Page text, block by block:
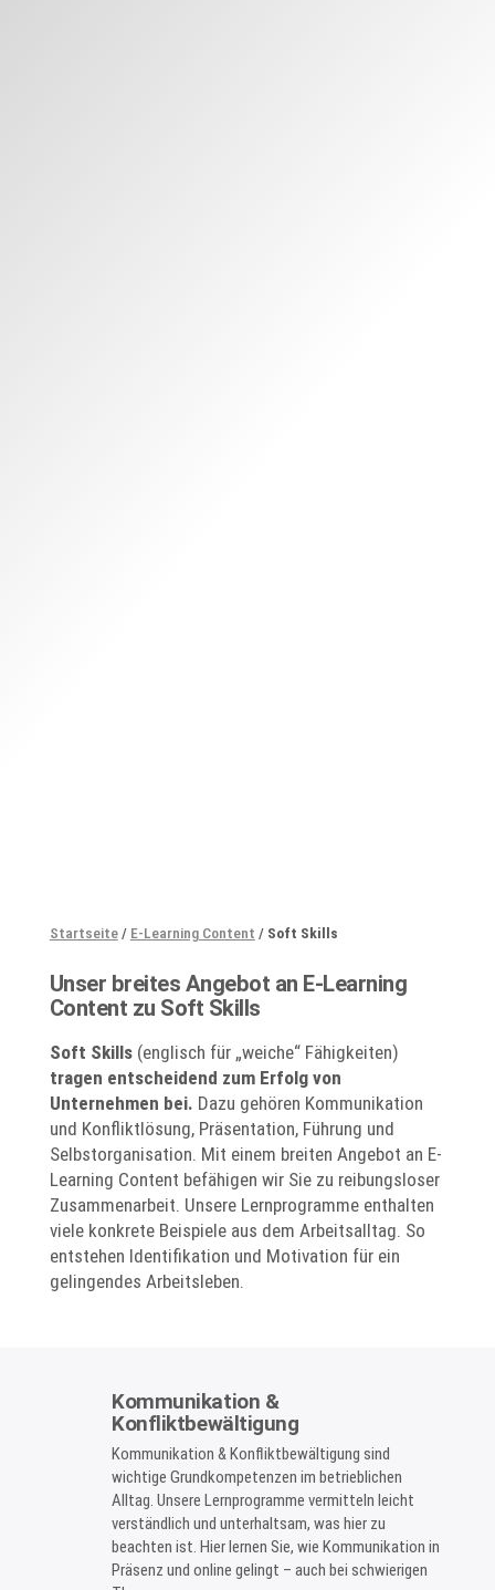
Startseite/ E-Learning Content / Soft Skills
Unser breites Angebot an E-Learning
Content zu Soft Skills
Soft Skills(englisch für „weiche“ Fähigkeiten)
tragen entscheidend zum Erfolg von
Unternehmen bei. Dazu gehören Kommunikation
und Konfliktlösung, Präsentation, Führung und
Selbstorganisation. Mit einem breiten Angebot an E-
Learning Content befähigen wir Sie zu reibungsloser
Zusammenarbeit. Unsere Lernprogramme enthalten
viele konkrete Beispiele aus dem Arbeitsalltag. So
entstehen Identifikation und Motivation für ein
gelingendes Arbeitsleben.
Kommunikation &
Konfliktbewältigung
Kommunikation & Konfliktbewältigung sind
wichtige Grundkompetenzen im betrieblichen
Alltag. Unsere Lernprogramme vermitteln leicht
verständlich und unterhaltsam, was hier zu
beachten ist. Hier lernen Sie, wie Kommunikation in
Präsenz und online gelingt – auch bei schwierigen